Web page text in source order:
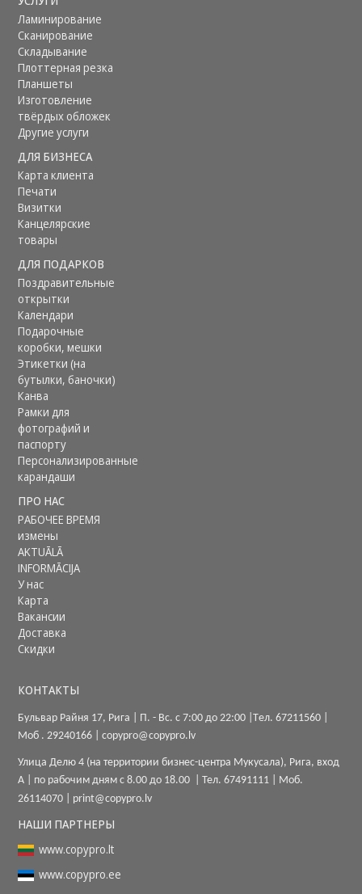
Ламинирование
Сканирование
Складывание
Плоттерная резка
Планшеты
Изготовление
твёрдых обложек
Другие услуги
ДЛЯ БИЗНЕСА
Карта клиента
Печати
Визитки
Канцелярские
товары
ДЛЯ ПОДАРКОВ
Поздравительные
открытки
Календари
Подарочные
коробки, мешки
Этикетки (на
бутылки, баночки)
Канва
Рамки для
фотографий и
паспорту
Персонализированные
карандаши
ПРО НАС
РАБОЧЕЕ ВРЕМЯ
измены
AKTUĀLĀ
INFORMĀCIJA
У нас
Карта
Вакансии
Доставка
Скидки
КОНТАКТЫ
Бульвар Райня 17, Рига | П. - Вс. с 7:00 до 22:00 |Tел.67211560
Моб .29240166 |copypro@copypro.lv
Улица Делю 4 (на территории бизнес-центра Мукусала), Рига, вход
A
по рабочим дням с 8.00 до 18.00 |Тел.67491111 | Моб.
26114070
print@copypro.lv
НАШИ ПАРТНЕРЫ
www.copypro.lt
www.copypro.ee